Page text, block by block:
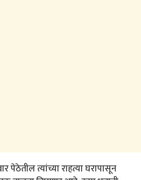
पेठेतील त्यांच्या राहत्या घरापासून